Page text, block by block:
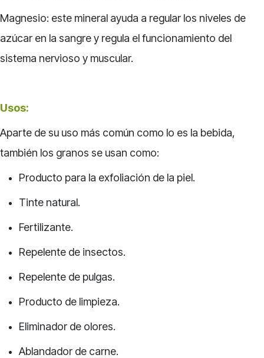
Magnesio: este mineral ayuda a regular los niveles de
azúcar en la sangre y regula el funcionamiento del
sistema nervioso y muscular.
Usos:
Aparte de su uso más común como lo es la bebida,
también los granos se usan como:
Producto para la exfoliación de la piel.
Tinte natural.
Fertilizante.
Repelente de insectos.
Repelente de pulgas.
Producto de limpieza.
Eliminador de olores.
Ablandador de carne.